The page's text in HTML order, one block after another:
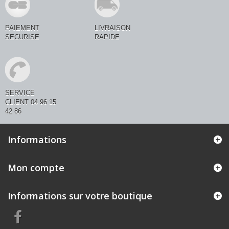
PAIEMENT
SECURISE
LIVRAISON
RAPIDE
SERVICE
CLIENT 04 96 15
42 86
Informations
Mon compte
Informations sur votre boutique